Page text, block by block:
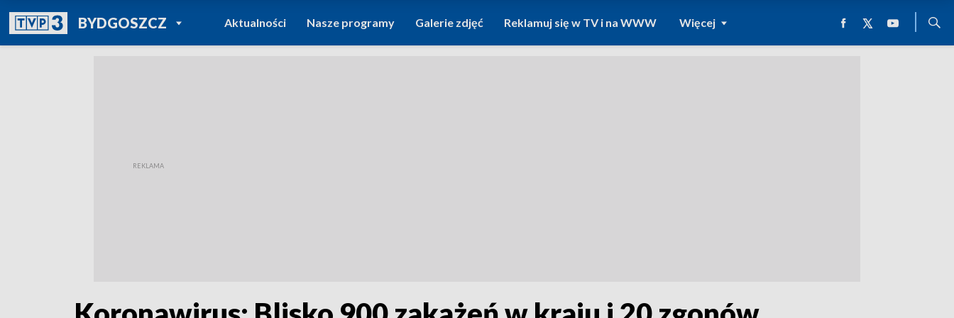
BYDGOSZCZPOWRÓT DO
TVP REGIONY
Aktualności Nasze programy Galerie zdjęć Reklamuj się w TV i na WWW Więcej